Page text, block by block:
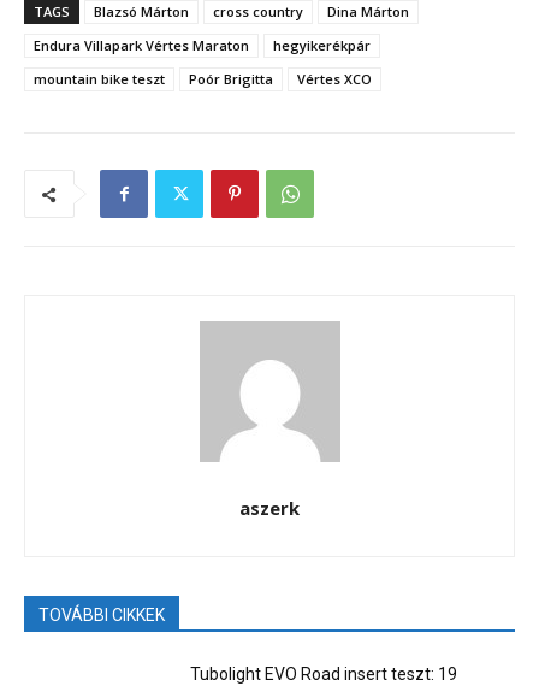
TAGS Blazsó Márton cross country
Dina Márton
Endura Villapark Vértes Maraton
hegyikerékpár
mountain bike teszt
Poór Brigitta Vértes XCO
aszerk
TOVÁBBI CIKKEK
Tubolight EVO Road insert teszt: 19